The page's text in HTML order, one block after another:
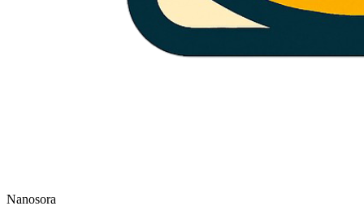
Nanosora